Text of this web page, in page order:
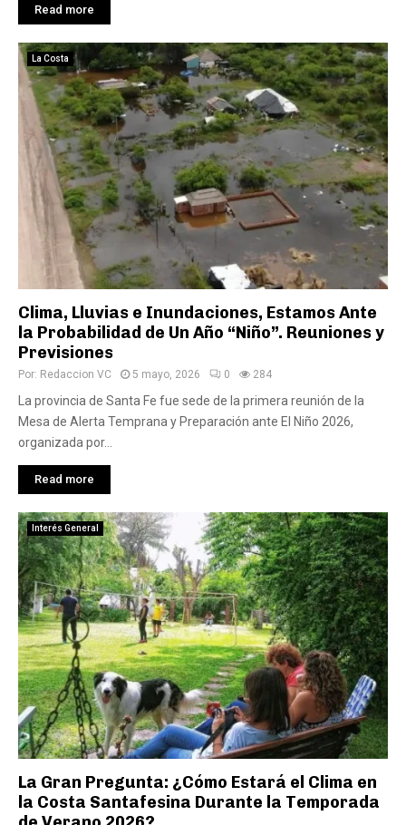
Read more
La Costa
Clima, Lluvias e Inundaciones, Estamos Ante
la Probabilidad de Un Año “Niño”. Reuniones y
Previsiones
Por: Redaccion VC 5 mayo, 2026 0 284
La provincia de Santa Fe fue sede de la primera reunión de la
Mesa de Alerta Temprana y Preparación ante El Niño 2026,
organizada por...
Read more
Interés General
La Gran Pregunta: ¿Cómo Estará el Clima en
la Costa Santafesina Durante la Temporada